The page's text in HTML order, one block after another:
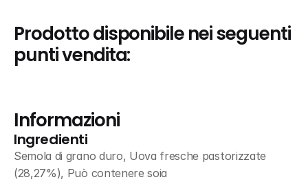
Prodotto disponibile nei seguenti
punti vendita:
Informazioni
Ingredienti
Semola di grano duro, Uova fresche pastorizzate
(28,27%), Può contenere soia